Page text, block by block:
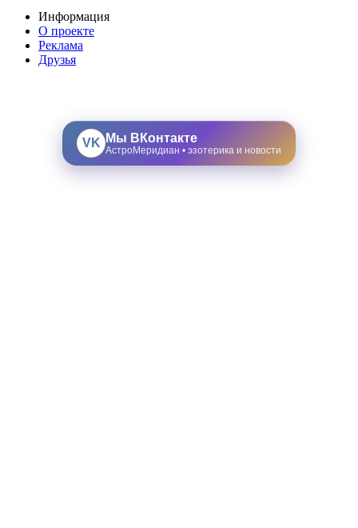
Информация
О проекте
Реклама
Друзья
VK Мы ВКонтакте
АстроМеридиан • эзотерика и новости